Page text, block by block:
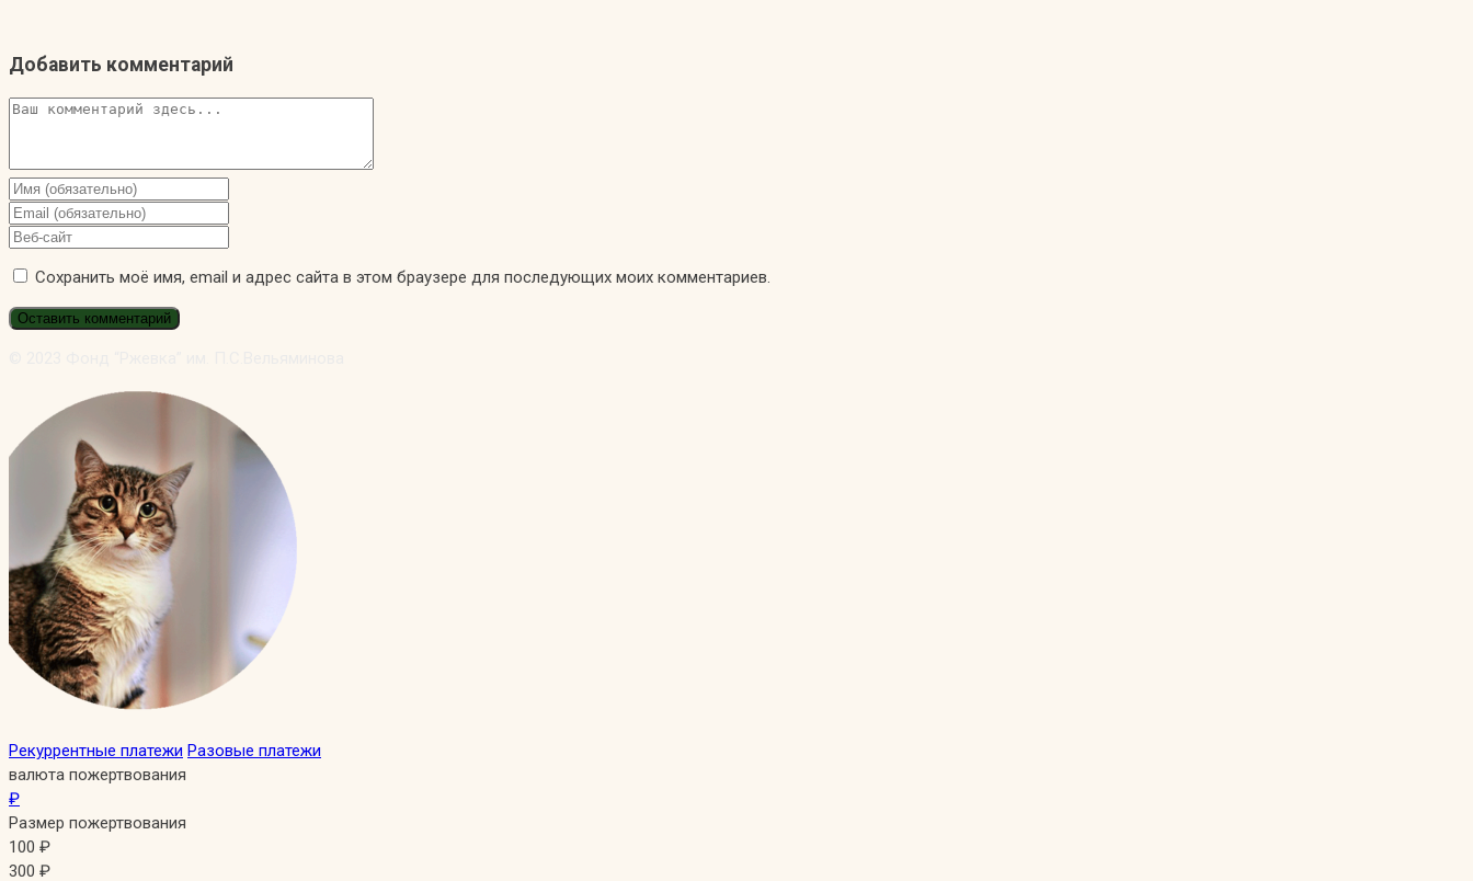
Добавить комментарий
Комментарий
Введите
свое
имя
имя
пользователя,
чтобы
Введите
свой
адрес,
чтобы
прокомментировать
Введите
вашего
веб-
сайта
Сохранить моё имя, email и адрес сайта в этом браузере для последующих моих комментариев.
Рекуррентные платежи Разовые платежи
валюта пожертвования
₽
Размер пожертвования
100 ₽
300 ₽